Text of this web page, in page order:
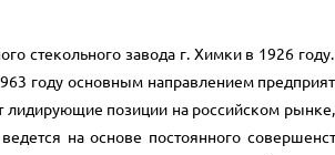
стекольного завода г. Химки в 1926
году основным направлением
лидирующие позиции на российском
на основе постоянного